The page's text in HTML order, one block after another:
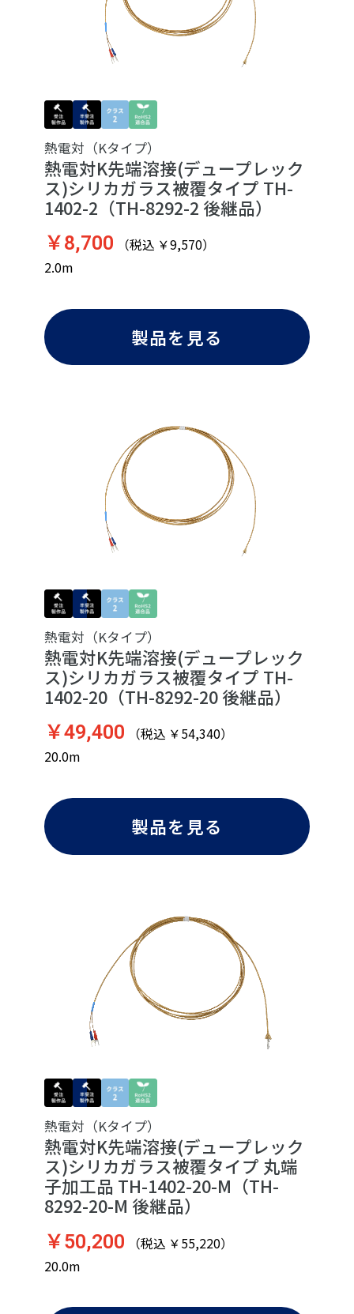
熱電対（Kタイプ）
熱電対K先端溶接(デュープレック
ス)シリカガラス被覆タイプ TH-
1402-2（TH-8292-2 後継品）
￥8,700 （税込 ￥9,570）
2.0m
製品を見る
熱電対（Kタイプ）
熱電対K先端溶接(デュープレック
ス)シリカガラス被覆タイプ TH-
1402-20（TH-8292-20 後継品）
￥49,400 （税込 ￥54,340）
20.0m
製品を見る
熱電対（Kタイプ）
熱電対K先端溶接(デュープレック
ス)シリカガラス被覆タイプ 丸端
子加工品 TH-1402-20-M（TH-
8292-20-M 後継品）
￥50,200 （税込 ￥55,220）
20.0m